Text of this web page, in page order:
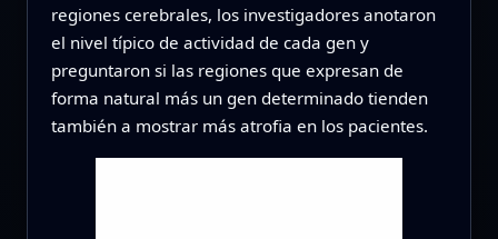
regiones cerebrales, los investigadores anotaron
el nivel típico de actividad de cada gen y
preguntaron si las regiones que expresan de
forma natural más un gen determinado tienden
también a mostrar más atrofia en los pacientes.